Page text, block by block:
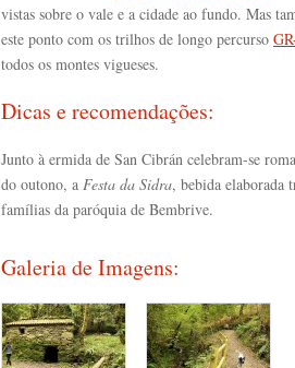
vistas sobre o vale e a cidade ao fundo. Mas
este ponto com os trilhos de longo percurso
todos os montes vigueses.
Dicas e recomendações:
Junto à ermida de San Cibrán celebram-se
do outono, a Festa da Sidra, bebida elaborada
famílias da paróquia de Bembrive.
Galeria de Imagens: